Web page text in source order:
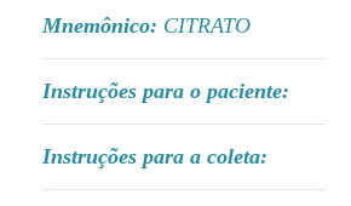
Mnemônico: CITRATO
Instruções para o paciente:
Instruções para a coleta: